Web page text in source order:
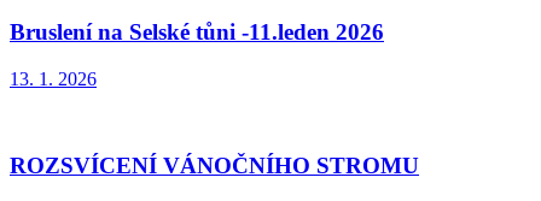
Bruslení na Selské tůni -11.leden 2026
13. 1. 2026
ROZSVÍCENÍ VÁNOČNÍHO STROMU